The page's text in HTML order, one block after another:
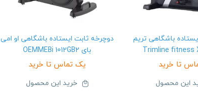
باشگاهی تریم
تا خرید
این محصول
دوچرخه ثابت ایستاده باشگاهی او امی
بای OEMMEBi 1012GB2
یک تماس تا خرید
خرید این محصول